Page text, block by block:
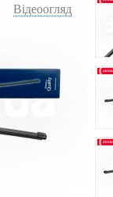
Відеоогляд